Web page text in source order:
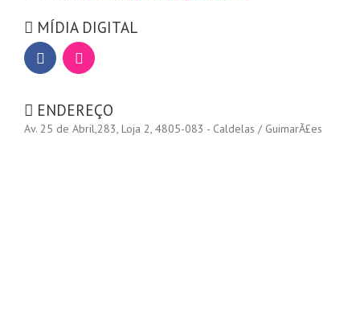
MÍDIA DIGITAL
ENDEREÇO
Av. 25 de Abril,283, Loja 2, 4805-083 - Caldelas / GuimarÃ£es